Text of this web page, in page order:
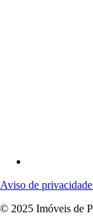
Aviso de privacidade
© 2025 Imóveis de